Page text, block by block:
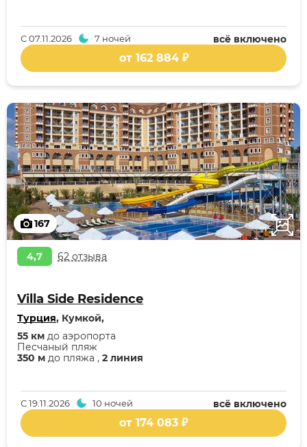
всё включено
С07.11.2026 7 ночей
от 162 884 ₽
167
4,7 62 отзыва
Villa Side Residence
Турция, Кумкой,
350 м до пляжа , 2 линия
Песчаный пляж
55 км до аэропорта
всё включено
С19.11.2026 10 ночей
от 174 083 ₽